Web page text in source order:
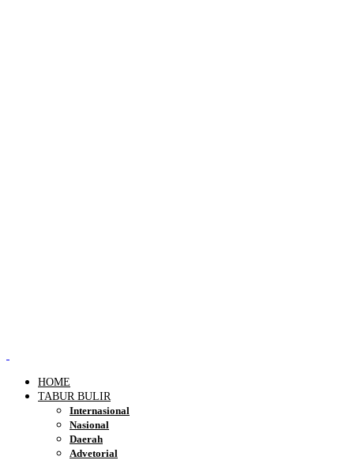
HOME
TABUR BULIR
Internasional
Nasional
Daerah
Advetorial